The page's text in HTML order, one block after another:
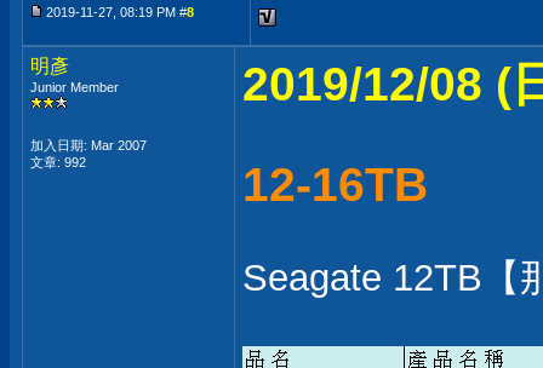
2019-11-27, 08:19 PM #8
明彥
Junior Member
加入日期: Mar 2007
文章: 992
2019/12/08 (
12-16TB
Seagate 12TB【